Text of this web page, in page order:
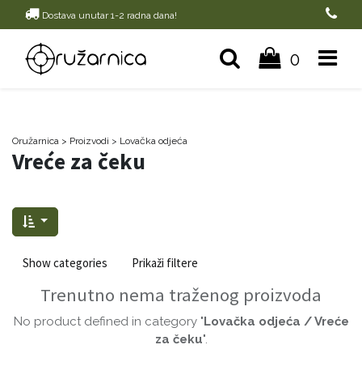
Dostava unutar 1-2 radna dana!
0
Oružarnica > Proizvodi > Lovačka odjeća
Vreće za čeku
Show categories Prikaži filtere
Trenutno nema traženog proizvoda
No product defined in category "Lovačka odjeća / Vreće
za čeku".